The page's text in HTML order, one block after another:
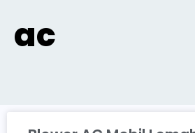
ac